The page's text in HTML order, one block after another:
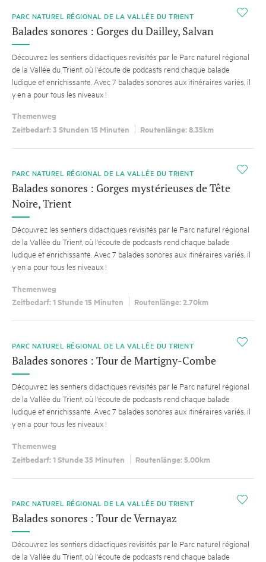
i
PARC NATUREL RÉGIONAL DE LA VALLÉE DU TRIENT
Balades sonores : Gorges du Dailley, Salvan
Découvrez les sentiers didactiques revisités par le Parc naturel régional
de la Vallée du Trient, où l'écoute de podcasts rend chaque balade
ludique et enrichissante. Avec 7 balades sonores aux itinéraires variés, il
y en a pour tous les niveaux !
Themenweg
Zeitbedarf: 3 Stunden 15 Minuten
Routenlänge: 8.35km
i
PARC NATUREL RÉGIONAL DE LA VALLÉE DU TRIENT
Balades sonores : Gorges mystérieuses de Tête
Noire, Trient
Découvrez les sentiers didactiques revisités par le Parc naturel régional
de la Vallée du Trient, où l'écoute de podcasts rend chaque balade
ludique et enrichissante. Avec 7 balades sonores aux itinéraires variés, il
y en a pour tous les niveaux !
Themenweg
Zeitbedarf: 1 Stunde 15 Minuten
Routenlänge: 2.70km
i
PARC NATUREL RÉGIONAL DE LA VALLÉE DU TRIENT
Balades sonores : Tour de Martigny-Combe
Découvrez les sentiers didactiques revisités par le Parc naturel régional
de la Vallée du Trient, où l'écoute de podcasts rend chaque balade
ludique et enrichissante. Avec 7 balades sonores aux itinéraires variés, il
y en a pour tous les niveaux !
Themenweg
Zeitbedarf: 1 Stunde 35 Minuten
Routenlänge: 5.00km
i
PARC NATUREL RÉGIONAL DE LA VALLÉE DU TRIENT
Balades sonores : Tour de Vernayaz
Découvrez les sentiers didactiques revisités par le Parc naturel régional
de la Vallée du Trient, où l'écoute de podcasts rend chaque balade